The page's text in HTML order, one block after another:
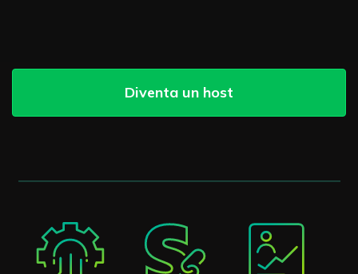
Diventa un host